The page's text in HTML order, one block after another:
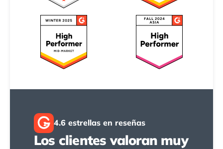
2 4.6 estrellas en reseñas
Los clientes valoran muy